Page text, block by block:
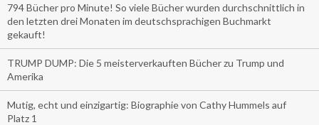
794 Bücher pro Minute! So viele Bücher wurden durchschnittlich in
den letzten drei Monaten im deutschsprachigen Buchmarkt
gekauft!
TRUMP DUMP: Die 5 meisterverkauften Bücher zu Trump und
Amerika
Mutig, echt und einzigartig: Biographie von Cathy Hummels auf
Platz 1